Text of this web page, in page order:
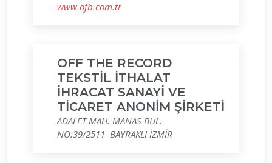
www.ofb.com.tr
OFF THE RECORD
TEKSTİL İTHALAT
İHRACAT SANAYİ VE
TİCARET ANONİM ŞİRKETİ
ADALET MAH. MANAS BUL.
NO:39/2511 BAYRAKLI İZMİR